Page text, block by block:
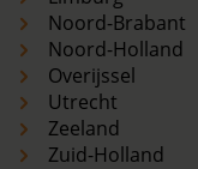
Noord-Brabant
Noord-Holland
Overijssel
Utrecht
Zeeland
Zuid-Holland